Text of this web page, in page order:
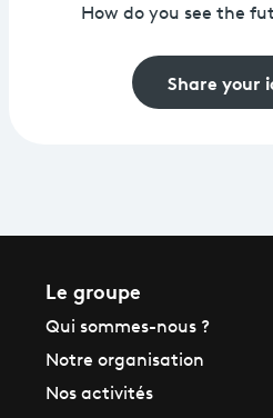
How do you see the
Share your
Le groupe
Qui sommes-nous ?
Notre organisation
Nos activités